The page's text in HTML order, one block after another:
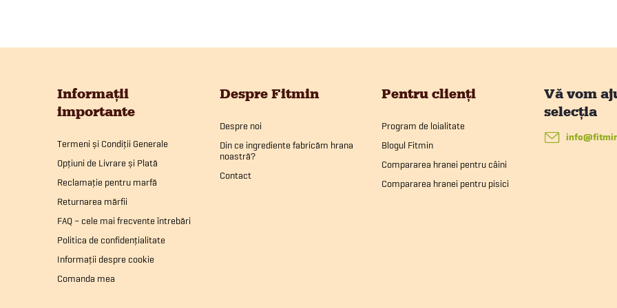
Informații
importante
Termeni și Condiții Generale
Opțiuni de Livrare și Plată
Reclamație pentru marfă
Returnarea mărfii
FAQ – cele mai frecvente întrebări
Politica de confidențialitate
Informații despre cookie
Comanda mea
Despre Fitmin
Despre noi
Din ce ingrediente fabricăm hrana
noastră?
Contact
Pentru clienți
Program de loialitate
Blogul Fitmin
Compararea hranei pentru câini
Compararea hranei pentru pisici
info@